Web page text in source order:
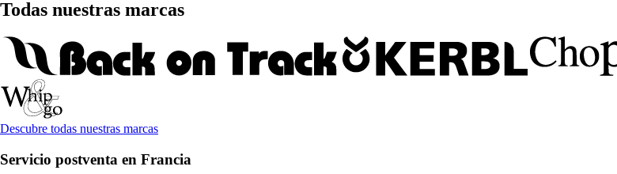
Todas nuestras marcas
Descubre todas nuestras marcas
Servicio postventa en Francia